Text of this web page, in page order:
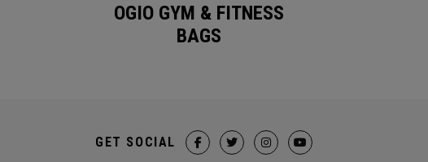
OGIO GYM & FITNESS
BAGS
GET SOCIAL